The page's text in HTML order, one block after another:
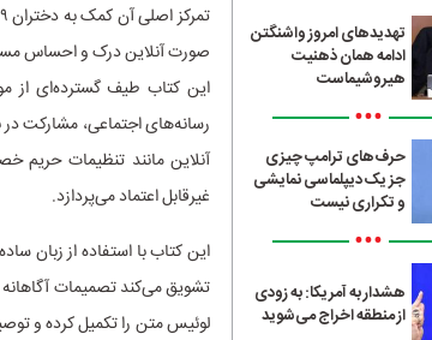
تهدیدهای امروز واشنگتن
ادامه همان ذهنیت
هیروشیماست
•••
حرف‌های ترامپ چیزی
جز یک دیپلماسی نمایشی
و تکراری نیست
•••
هشدار به آمریکا: به زودی
از منطقه اخراج می‌شوید
صورت آنلاین درک و احساس
این کتاب طیف گسترده‌ای از
رسانه‌های اجتماعی، مشارکت
آنلاین مانند تنظیمات حریم
غیرقابل اعتماد می‌پردازد.
این کتاب با استفاده از زبان
تشویق می‌کند تصمیمات
لوئیس متن را تکمیل کرده و